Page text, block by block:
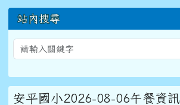
站內搜尋
安平國小2026-08-06午餐資訊